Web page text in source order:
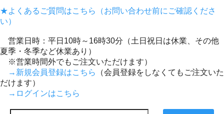
★よくあるご質問はこちら（お問い合わせ前にご確認くださ
い）
営業日時：平日10時～16時30分（土日祝日は休業、その他
夏季・冬季など休業あり）
※営業時間外でもご注文いただけます）
→新規会員登録はこちら
（会員登録をしなくてもご注文いた
だけます）
→ログインはこちら